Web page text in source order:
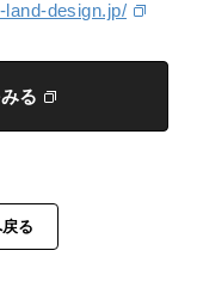
design.jp/
る
る